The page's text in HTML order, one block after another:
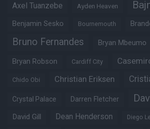
Axel Tuanzebe Ayden Heaven
Benjamin Sesko Bournemouth
Bruno Fernandes Bryan Mbeumo
Bryan Robson Cardiff City
Chido Obi Christian Eriksen
Crystal Palace Darren Fletcher
David Gill Dean Henderson Diego